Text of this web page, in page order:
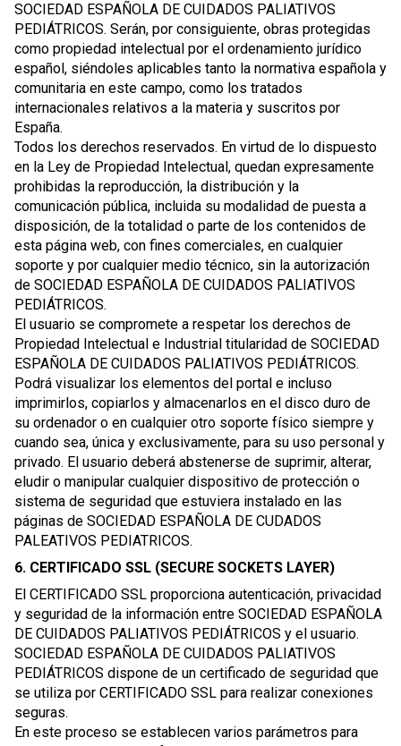
SOCIEDAD ESPAÑOLA DE CUIDADOS PALIATIVOS
PEDIÁTRICOS. Serán, por consiguiente, obras protegidas
como propiedad intelectual por el ordenamiento jurídico
español, siéndoles aplicables tanto la normativa española y
comunitaria en este campo, como los tratados
internacionales relativos a la materia y suscritos por
España.
Todos los derechos reservados. En virtud de lo dispuesto
en la Ley de Propiedad Intelectual, quedan expresamente
prohibidas la reproducción, la distribución y la
comunicación pública, incluida su modalidad de puesta a
disposición, de la totalidad o parte de los contenidos de
esta página web, con fines comerciales, en cualquier
soporte y por cualquier medio técnico, sin la autorización
de SOCIEDAD ESPAÑOLA DE CUIDADOS PALIATIVOS
PEDIÁTRICOS.
El usuario se compromete a respetar los derechos de
Propiedad Intelectual e Industrial titularidad de SOCIEDAD
ESPAÑOLA DE CUIDADOS PALIATIVOS PEDIÁTRICOS.
Podrá visualizar los elementos del portal e incluso
imprimirlos, copiarlos y almacenarlos en el disco duro de
su ordenador o en cualquier otro soporte físico siempre y
cuando sea, única y exclusivamente, para su uso personal y
privado. El usuario deberá abstenerse de suprimir, alterar,
eludir o manipular cualquier dispositivo de protección o
sistema de seguridad que estuviera instalado en las
páginas de SOCIEDAD ESPAÑOLA DE CUDADOS
PALEATIVOS PEDIATRICOS.
6. CERTIFICADO SSL (SECURE SOCKETS LAYER)
El CERTIFICADO SSL proporciona autenticación, privacidad
y seguridad de la información entre SOCIEDAD ESPAÑOLA
DE CUIDADOS PALIATIVOS PEDIÁTRICOS y el usuario.
SOCIEDAD ESPAÑOLA DE CUIDADOS PALIATIVOS
PEDIÁTRICOS dispone de un certificado de seguridad que
se utiliza por CERTIFICADO SSL para realizar conexiones
seguras.
En este proceso se establecen varios parámetros para